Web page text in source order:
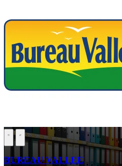
BUREAU VALLEE